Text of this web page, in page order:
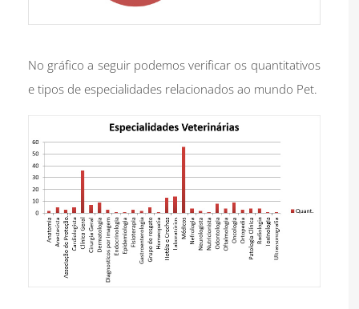
No gráfico a seguir podemos verificar os quantitativos
e tipos de especialidades relacionados ao mundo Pet.